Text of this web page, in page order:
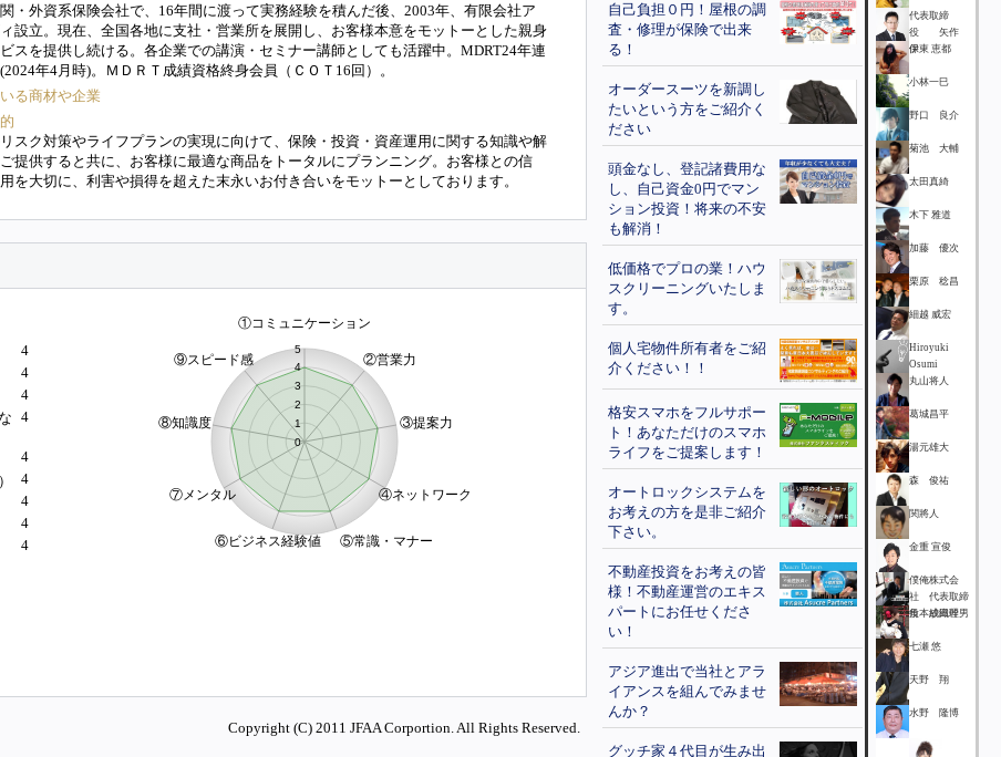
・外資系保険会社で、16年間に渡って実務経験を積んだ後、2003年、有限会社ア
設立。現在、全国各地に支社・営業所を展開し、お客様本意をモットーとした親身
スを提供し続ける。各企業での講演・セミナー講師としても活躍中。MDRT24年連
年4月時)。ＭＤＲＴ成績資格終身会員（ＣＯＴ16回）。
る商材や企業
スク対策やライフプランの実現に向けて、保険・投資・資産運用に関する知識や解
提供すると共に、お客様に最適な商品をトータルにプランニング。お客様との信
を大切に、利害や損得を超えた末永いお付き合いをモットーとしております。
4
4
4
4
4
4
4
4
4
Copyright (C) 2011 JFAA Corportion. All Rights Reserved.
自己負担０円！屋根の調
査・修理が保険で出来
る！
オーダースーツを新調し
たいという方をご紹介く
ださい
頭金なし、登記諸費用な
し、自己資金0円でマン
ション投資！将来の不安
も解消！
低価格でプロの業！ハウ
スクリーニングいたしま
す。
個人宅物件所有者をご紹
介ください！！
格安スマホをフルサポー
ト！あなただけのスマホ
ライフをご提案します！
オートロックシステムを
お考えの方を是非ご紹介
下さい。
不動産投資をお考えの皆
様！不動産運営のエキス
パートにお任せくださ
い！
アジア進出で当社とアラ
イアンスを組んでみませ
んか？
グッチ家４代目が生み出
代表取締
役 矢作
保
伊東 恵都
小林一巳
野口 良介
菊池 大輔
太田真綺
木下 雅道
加藤 優次
栗原 稔昌
細越 威宏
Hiroyuki
Osumi
丸山将人
葛城昌平
湯元雄大
森 俊祐
関將人
金重 宣俊
僕俺株式会
社 代表取締
役 成田幹男
角本紗織理
七瀬 悠
天野 翔
水野 隆博